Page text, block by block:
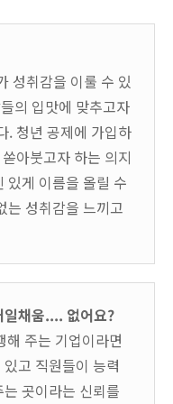
성취감을 이룰 수 있
의 입맛에 맞추고자
. 청년 공제에 가입하
아붓고자 하는 의지
있게 이름을 올릴 수
는 성취감을 느끼고
채움.... 없어요?
해 주는 기업이라면
고 직원들이 능력
곳이라는 신뢰를